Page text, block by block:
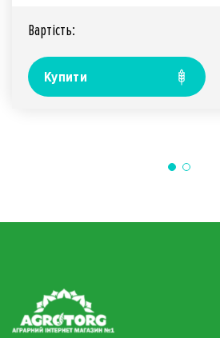
Вартiсть:
Купити